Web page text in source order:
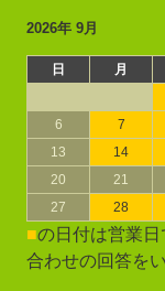
2026年 9月
日 月
6
7
13
14
20
21
27
28
■の日付は営業
合わせの回答を